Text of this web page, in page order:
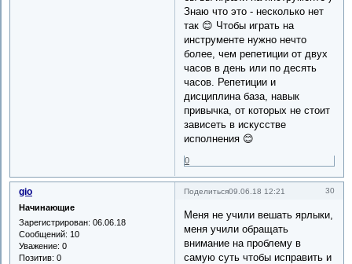
Знаю что это - несколько нет
так 😊 Чтобы играть на
инструменте нужно нечто
более, чем репетиции от двух
часов в день или по десять
часов. Репетиции и
дисциплина база, навык
привычка, от которых не стоит
зависеть в искусстве
исполнения 😊
0
Поделиться 30
09.06.18 12:21
gio
Начинающие
Зарегистрирован: 06.06.18
Сообщений: 10
Уважение: 0
Позитив: 0
Меня не учили вешать ярлыки,
меня учили обращать
внимание на проблему в
самую суть чтобы исправить и